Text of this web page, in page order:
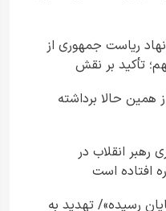
ریاست جمهوری از
تأکید بر نقش
آگاهی عمومی
همین حالا برداشته
انقلاب در
افتاده است​
رسیده»/ تهدید به